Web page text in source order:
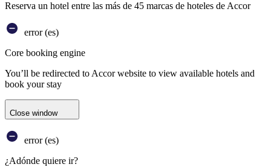
Reserva un hotel entre las más de 45 marcas de hoteles de Accor
error (es)
Core booking engine
You’ll be redirected to Accor website to view available hotels and
book your stay
Close window
error (es)
¿Adónde quiere ir?